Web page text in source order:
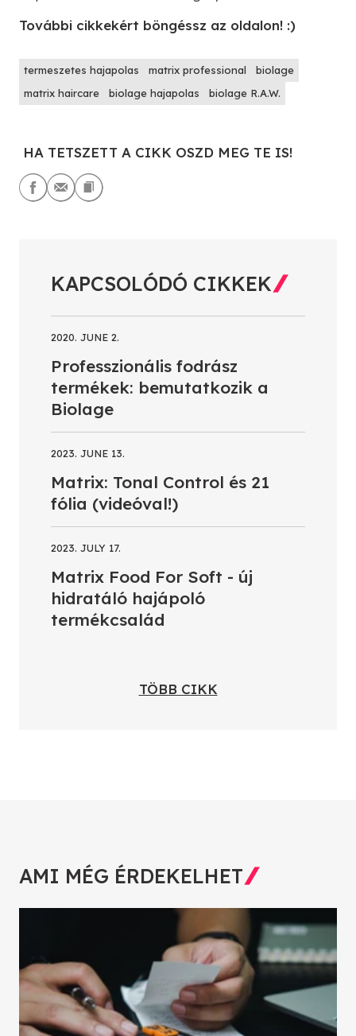
További cikkekért böngéssz az oldalon! :)
termeszetes hajapolas matrix professional
biolage
matrix haircare
biolage hajapolas biolage R.A.W.
HA TETSZETT A CIKK OSZD MEG TE IS!
KAPCSOLÓDÓ CIKKEK
2020. JUNE 2.
Professzionális fodrász
termékek: bemutatkozik a
Biolage
2023. JUNE 13.
Matrix: Tonal Control és 21
fólia (videóval!)
2023. JULY 17.
Matrix Food For Soft - új
hidratáló hajápoló
termékcsalád
TÖBB CIKK
AMI MÉG ÉRDEKELHET